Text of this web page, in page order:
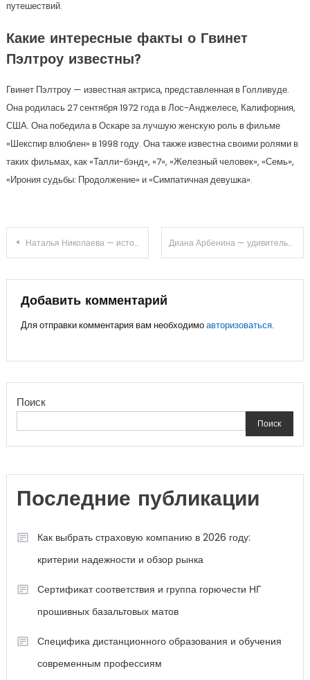
путешествий.
Какие интересные факты о Гвинет
Пэлтроу известны?
Гвинет Пэлтроу — известная актриса, представленная в Голливуде.
Она родилась 27 сентября 1972 года в Лос-Анджелесе, Калифорния,
США. Она победила в Оскаре за лучшую женскую роль в фильме
«Шекспир влюблен» в 1998 году. Она также известна своими ролями в
таких фильмах, как «Талли-бэнд», «7», «Железный человек», «Семь»,
«Ирония судьбы: Продолжение» и «Симпатичная девушка».
Навигация
записям
Наталья Николаева — история жизни, профессиональные рафия и вклад в косметологию — всё, что вы хотели знать о этой знаменитой специалистке Диана Арбенина — удивительная биография, факты и шокирующие достижения самой яркой звезды российской рок-сцены!
Добавить комментарий
Для отправки комментария вам необходимоавторизоваться.
Поиск
Поиск
Последние публикации
Как выбрать страховую компанию в 2026 году:
критерии надежности и обзор рынка
Сертификат соответствия и группа горючести НГ
прошивных базальтовых матов
Специфика дистанционного образования и обучения
современным профессиям